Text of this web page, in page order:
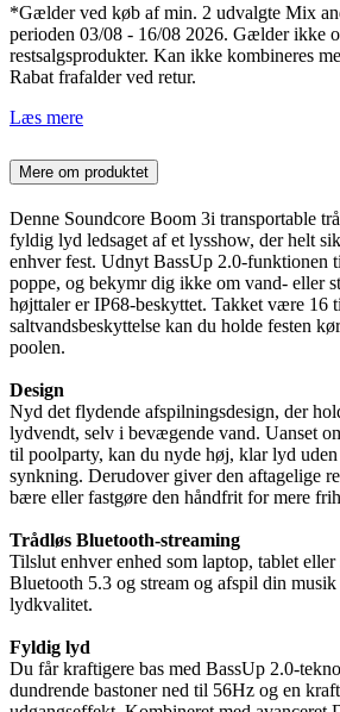
*Gælder ved køb af min. 2 udvalgte Mix
perioden 03/08 - 16/08 2026. Gælder ikke
restsalgsprodukter. Kan ikke kombineres
Rabat frafalder ved retur.
Læs mere
Mere om produktet
Denne Soundcore Boom 3i transportable
fyldig lyd ledsaget af et lysshow, der helt
enhver fest. Udnyt BassUp 2.0-funktionen
poppe, og bekymr dig ikke om vand- eller
højttaler er IP68-beskyttet. Takket være 16
saltvandsbeskyttelse kan du holde festen
poolen.
Design
Nyd det flydende afspilningsdesign, der
lydvendt, selv i bevægende vand. Uanset
til poolparty, kan du nyde høj, klar lyd
synkning. Derudover giver den aftagelige
bære eller fastgøre den håndfrit for mere
Trådløs Bluetooth-streaming
Tilslut enhver enhed som laptop, tablet eller
Bluetooth 5.3 og stream og afspil din
lydkvalitet.
Fyldig lyd
Du får kraftigere bas med BassUp 2.0-
dundrende bastoner ned til 56Hz og en